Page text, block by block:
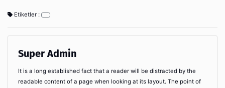
Etiketler :
Super Admin
It is a long established fact that a reader will be distracted by the
readable content of a page when looking at its layout. The point of